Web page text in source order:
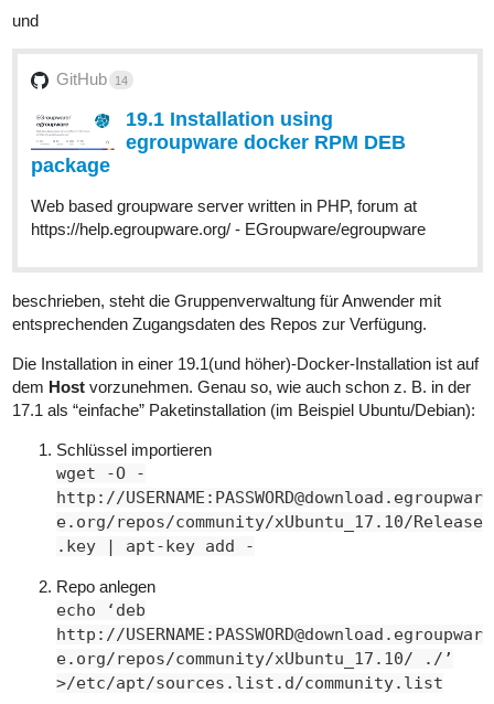
und
GitHub 14
19.1 Installation using
egroupware docker RPM DEB
package
Web based groupware server written in PHP, forum at
https://help.egroupware.org/ - EGroupware/egroupware
beschrieben, steht die Gruppenverwaltung für Anwender mit
entsprechenden Zugangsdaten des Repos zur Verfügung.
Die Installation in einer 19.1(und höher)-Docker-Installation ist auf
dem Host vorzunehmen. Genau so, wie auch schon z. B. in der
17.1 als “einfache” Paketinstallation (im Beispiel Ubuntu/Debian):
Schlüssel importieren
wget -O -
http://USERNAME:PASSWORD@download.egroupwar
e.org/repos/community/xUbuntu_17.10/Release
.key | apt-key add -
Repo anlegen
echo ‘deb
http://USERNAME:PASSWORD@download.egroupwar
e.org/repos/community/xUbuntu_17.10/ ./’
>/etc/apt/sources.list.d/community.list